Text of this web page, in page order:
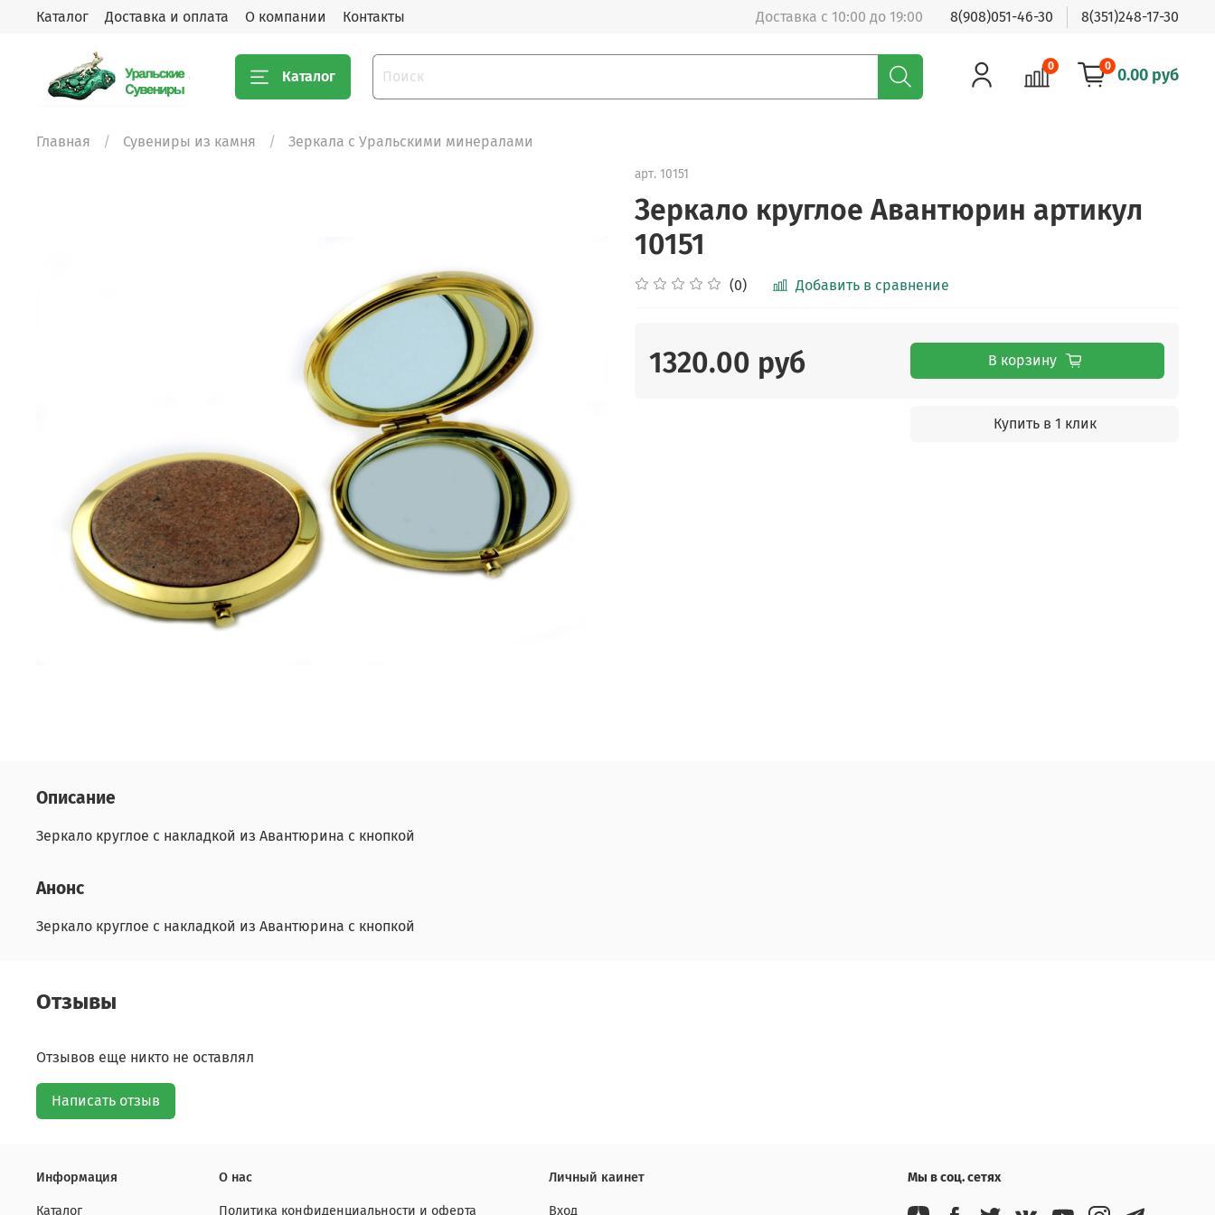
Каталог Доставка и оплата О компании Контакты Доставка с 10:00 до 19:00 8(908)051-46-30 8(351)248-17-30
Каталог
0 0 0.00 руб
Главная Сувениры из камня Зеркала с Уральскими минералами
арт. 10151
Зеркало круглое Авантюрин артикул
10151
(0) Добавить в сравнение
1320.00 руб В корзину
Купить в 1 клик
Описание
Зеркало круглое с накладкой из Авантюрина с кнопкой
Анонс
Зеркало круглое с накладкой из Авантюрина с кнопкой
Отзывы
Отзывов еще никто не оставлял
Написать отзыв
Информация
Каталог
О нас
Политика конфиденциальности и оферта
Личный каинет
Вход
Мы в соц. сетях